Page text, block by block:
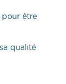
pour être
qualité